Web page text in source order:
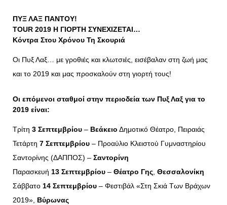
ΠΥΞ ΛΑΞ ΠΑΝΤΟΥ!
ΤOUR 2019 Η ΓΙΟΡΤΗ ΣΥΝΕΧΙΖΕΤΑΙ…
Κόντρα Στου Χρόνου Τη Σκουριά
Οι Πυξ Λαξ… με γροθιές και κλωτσιές, εισέβαλαν στη ζωή μας
και το 2019 και μας προσκαλούν στη γιορτή τους!
Οι επόμενοι σταθμοί στην περιοδεία των Πυξ Λαξ για το
2019 είναι:
Τρίτη 3 Σεπτεμβρίου – Βεάκειο Δημοτικό Θέατρο, Πειραιάς
Τετάρτη 7 Σεπτεμβρίου – Προαύλιο Κλειστού Γυμναστηρίου
Σαντορίνης (ΔΑΠΠΟΣ) – Σαντορίνη
Παρασκευή 13 Σεπτεμβρίου – Θέατρο Γης, Θεσσαλονίκη
Σάββατο 14 Σεπτεμβρίου – Φεστιβάλ «Στη Σκιά Των Βράχων
2019», Βύρωνας